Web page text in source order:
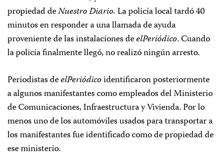
propiedad deNuestro Diario.La policía local tardó 40
minutos en responder a una llamada de ayuda
proveniente de las instalaciones deelPeriódico. Cuando
la policía finalmente llegó, no realizó ningún arresto.
Periodistas deelPeriódicoidentificaron posteriormente
a algunos manifestantes como empleados del Ministerio
de Comunicaciones, Infraestructura y Vivienda. Por lo
menos uno de los automóviles usados para transportar a
los manifestantes fue identificado como de propiedad de
ese ministerio.